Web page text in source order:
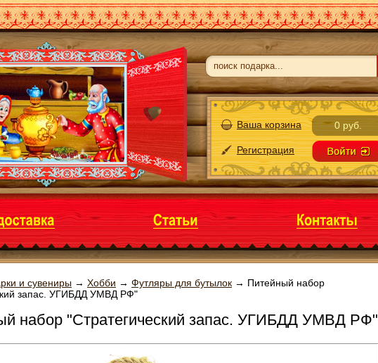
Ваша корзина 0 руб.
Регистрация
и сувениры → Хобби → Футляры для бутылок → Питейный набор
запас. УГИБДД УМВД РФ"
набор "Стратегический запас. УГИБДД УМВД РФ"